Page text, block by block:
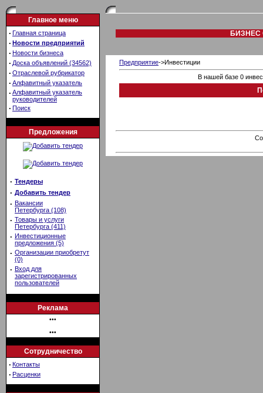
Главное меню
· Главная страница
· Новости предприятий
· Новости бизнеса
· Доска объявлений (34562)
· Отраслевой рубрикатор
· Алфавитный указатель
· Алфавитный указатель
руководителей
· Поиск
Предложения
· Тендеры
· Добавить тендер
· Вакансии
Петербурга (108)
· Товары и услуги
Петербурга (411)
· Инвестиционные
предложения (5)
· Организации приобретут
(0)
· Вход для
зарегистрированных
пользователей
Реклама
•••
•••
Сотрудничество
· Контакты
· Расценки
БИЗНЕС
Предприятие->Инвестиции
В нашей базе 0